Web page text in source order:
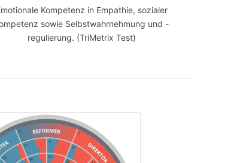
Kompetenz in Empathie, sozialer
sowie Selbstwahrnehmung und -
regulierung. (TriMetrix Test)